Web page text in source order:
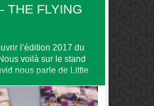
THE FLYING
l’édition 2017 du
voilà sur le stand
nous parle de Little